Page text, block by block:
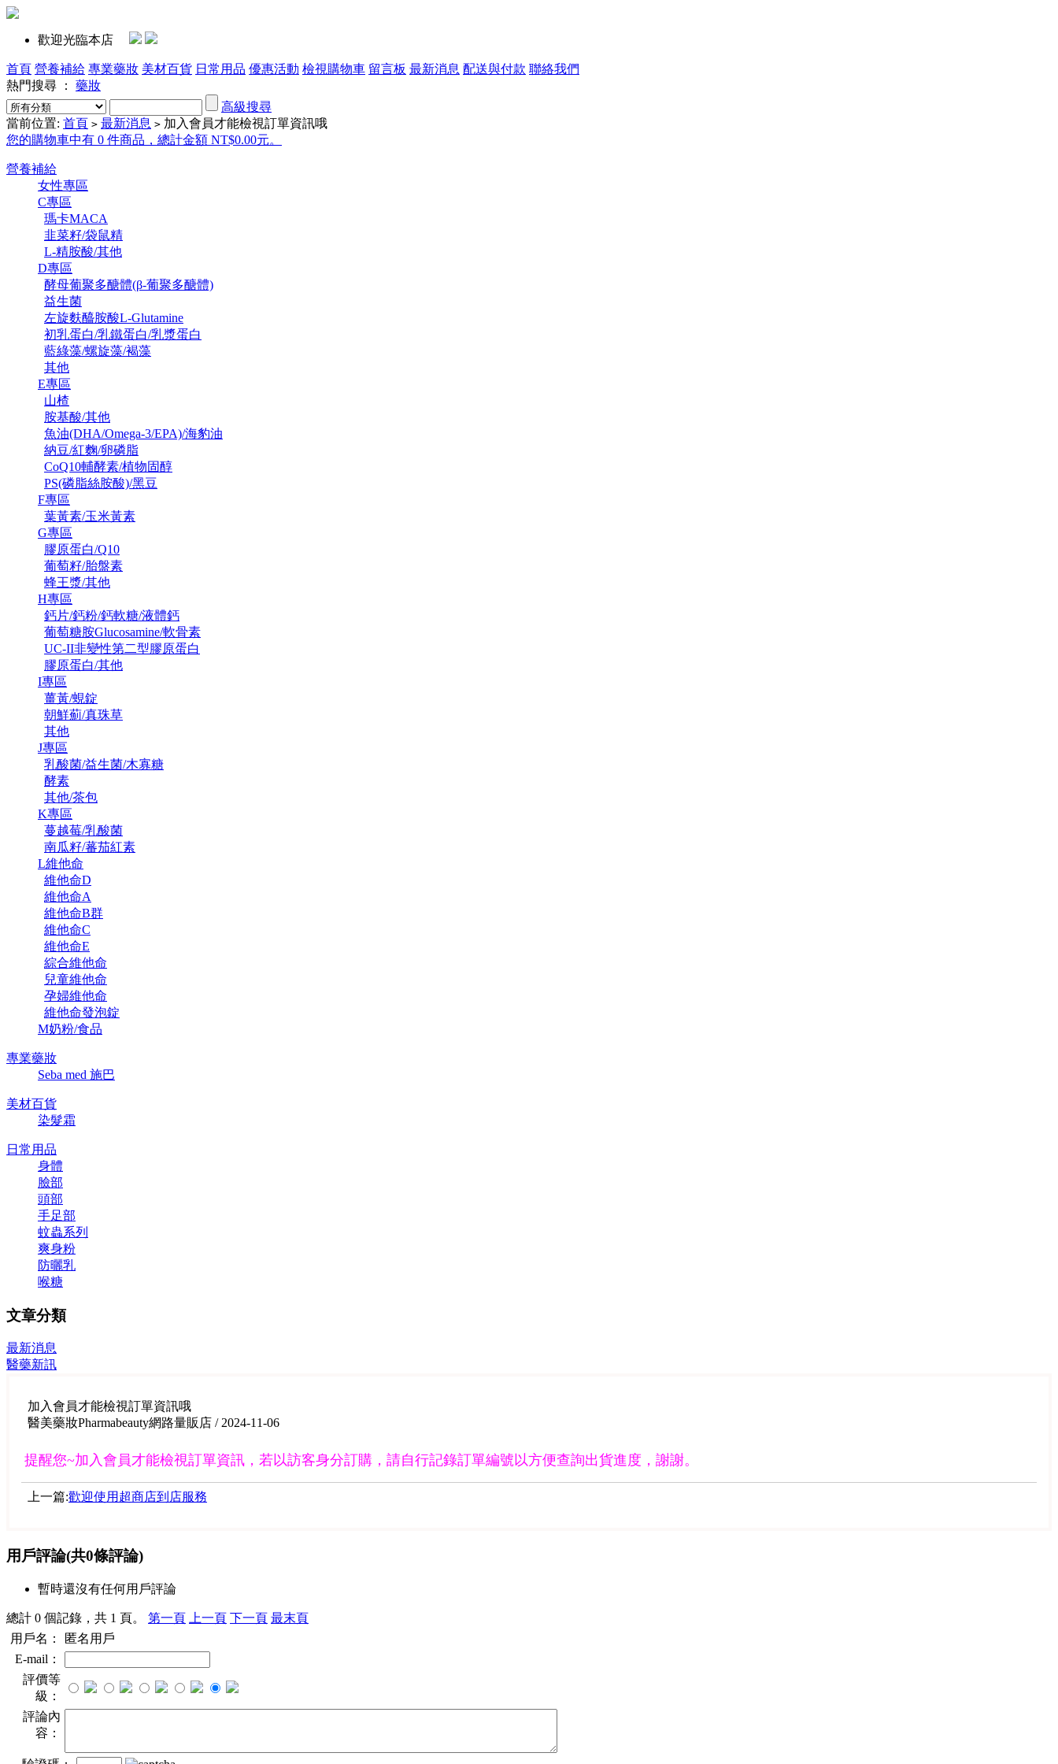
歡迎光臨本店
首頁 營養補給 專業藥妝 美材百貨 日常用品 優惠活動 檢視購物車 留言板 最新消息 配送與付款 聯絡我們
熱門搜尋 ： 藥妝
高級搜尋
當前位置: 首頁 > 最新消息 > 加入會員才能檢視訂單資訊哦
您的購物車中有 0 件商品，總計金額 NT$0.00元。
營養補給
女性專區
C專區
瑪卡MACA
韭菜籽/袋鼠精
L-精胺酸/其他
D專區
酵母葡聚多醣體(β-葡聚多醣體)
益生菌
左旋麩醯胺酸L-Glutamine
初乳蛋白/乳鐵蛋白/乳漿蛋白
藍綠藻/螺旋藻/褐藻
其他
E專區
山楂
胺基酸/其他
魚油(DHA/Omega-3/EPA)/海豹油
納豆/紅麴/卵磷脂
CoQ10輔酵素/植物固醇
PS(磷脂絲胺酸)/黑豆
F專區
葉黃素/玉米黃素
G專區
膠原蛋白/Q10
葡萄籽/胎盤素
蜂王漿/其他
H專區
鈣片/鈣粉/鈣軟糖/液體鈣
葡萄糖胺Glucosamine/軟骨素
UC-II非變性第二型膠原蛋白
膠原蛋白/其他
I專區
薑黃/蜆錠
朝鮮薊/真珠草
其他
J專區
乳酸菌/益生菌/木寡糖
酵素
其他/茶包
K專區
蔓越莓/乳酸菌
南瓜籽/蕃茄紅素
L維他命
維他命D
維他命A
維他命B群
維他命C
維他命E
綜合維他命
兒童維他命
孕婦維他命
維他命發泡錠
M奶粉/食品
專業藥妝
Seba med 施巴
美材百貨
染髮霜
日常用品
身體
臉部
頭部
手足部
蚊蟲系列
爽身粉
防曬乳
喉糖
文章分類
最新消息
醫藥新訊
加入會員才能檢視訂單資訊哦
醫美藥妝Pharmabeauty網路量販店 / 2024-11-06
提醒您~加入會員才能檢視訂單資訊，若以訪客身分訂購，請自行記錄訂單編號以方便查詢出貨進度，謝謝。
上一篇:歡迎使用超商店到店服務
用戶評論(共0條評論)
暫時還沒有任何用戶評論
總計 0 個記錄，共 1 頁。 第一頁 上一頁 下一頁 最末頁
用戶名：
匿名用戶
E-mail：
評價等
級：
評論內
容：